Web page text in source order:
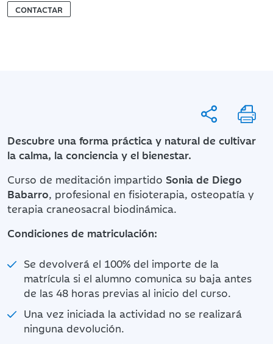
CONTACTAR
Descubre una forma práctica y natural de cultivar
la calma, la conciencia y el bienestar.
Curso de meditación impartido Sonia de Diego
Babarro, profesional en fisioterapia, osteopatía y
terapia craneosacral biodinámica.
Condiciones de matriculación:
Se devolverá el 100% del importe de la
matrícula si el alumno comunica su baja antes
de las 48 horas previas al inicio del curso.
Una vez iniciada la actividad no se realizará
ninguna devolución.